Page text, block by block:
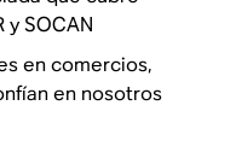
y SOCAN
en comercios,
en nosotros